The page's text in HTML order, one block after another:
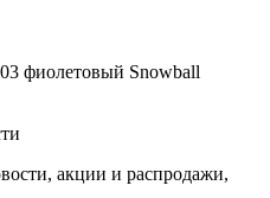
фиолетовый Snowball
акции и распродажи,